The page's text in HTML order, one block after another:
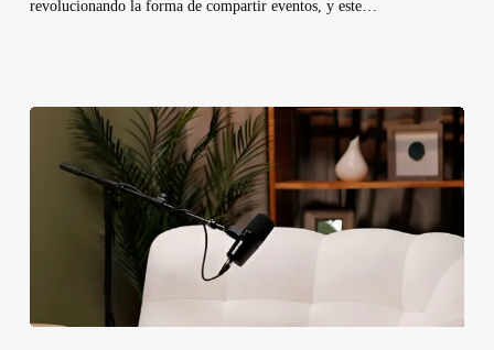
revolucionando la forma de compartir eventos, y este…